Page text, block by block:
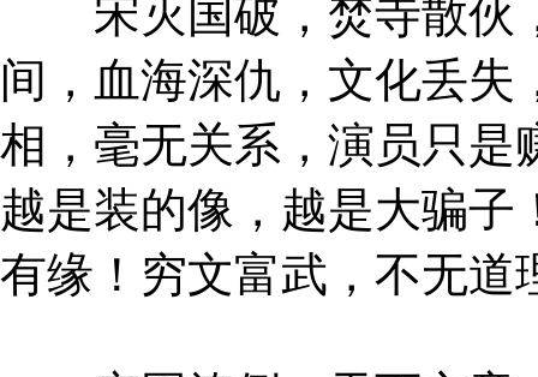
宋灭国破，焚寺散伙
间，血海深仇，文化丢
相，毫无关系，演员只是
越是装的像，越是大骗
有缘！穷文富武，不无道